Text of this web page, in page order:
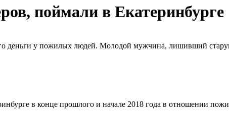
поймали в Екатеринбурге
деньги у пожилых людей. Молодой мужчина, лишивший
в конце прошлого и начале 2018 года в отношении